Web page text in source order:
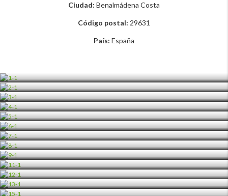
Ciudad: Benalmádena Costa
Código postal: 29631
País: España